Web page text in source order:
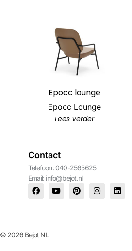
Epocc lounge
Epocc Lounge
Lees Verder
Contact
Telefoon: 040-2565625
Email: info@bejot.nl
© 2026 Bejot NL